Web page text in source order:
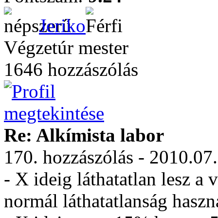
Jeriko
Végzetúr mester
1646 hozzászólás
Re: Alkímista labor
170. hozzászólás -
- X ideig láthatatlan lesz a
normál láthatatlanság